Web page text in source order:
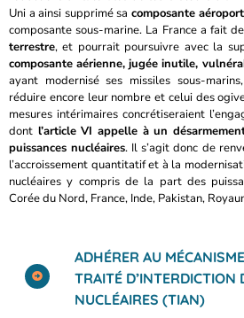
Uni a ainsi supprimé sa composante
composante sous-marine. La France a fait
terrestre, et pourrait poursuivre avec la
composante aérienne, jugée inutile,
ayant modernisé ses missiles sous-
réduire encore leur nombre et celui des
mesures intérimaires concrétiseraient
dont l’article VI appelle à un
puissances nucléaires. Il s’agit donc de
l’accroissement quantitatif et à la
nucléaires y compris de la part des
Corée du Nord, France, Inde, Pakistan,
ADHÉRER AU
TRAITÉ D’INTERDICTION
NUCLÉAIRES (TIAN)